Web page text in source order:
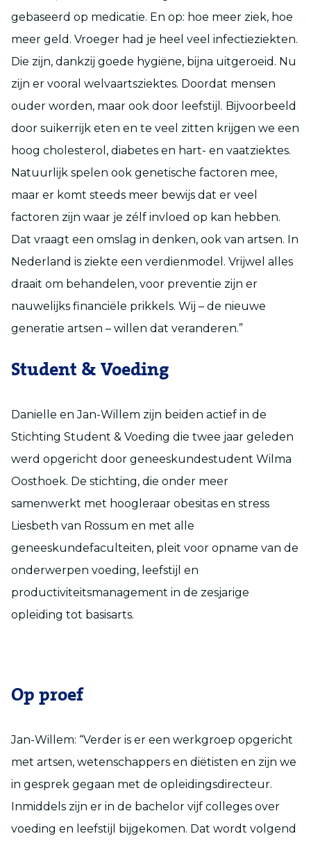
gebaseerd op medicatie. En op: hoe meer ziek, hoe
meer geld. Vroeger had je heel veel infectieziekten.
Die zijn, dankzij goede hygiëne, bijna uitgeroeid. Nu
zijn er vooral welvaartsziektes. Doordat mensen
ouder worden, maar ook door leefstijl. Bijvoorbeeld
door suikerrijk eten en te veel zitten krijgen we een
hoog cholesterol, diabetes en hart- en vaatziektes.
Natuurlijk spelen ook genetische factoren mee,
maar er komt steeds meer bewijs dat er veel
factoren zijn waar je zélf invloed op kan hebben.
Dat vraagt een omslag in denken, ook van artsen. In
Nederland is ziekte een verdienmodel. Vrijwel alles
draait om behandelen, voor preventie zijn er
nauwelijks financiële prikkels. Wij – de nieuwe
generatie artsen – willen dat veranderen.”
Student & Voeding
Danielle en Jan-Willem zijn beiden actief in de
Stichting Student & Voeding die twee jaar geleden
werd opgericht door geneeskundestudent Wilma
Oosthoek. De stichting, die onder meer
samenwerkt met hoogleraar obesitas en stress
Liesbeth van Rossum en met alle
geneeskundefaculteiten, pleit voor opname van de
onderwerpen voeding, leefstijl en
productiviteitsmanagement in de zesjarige
opleiding tot basisarts.
Op proef
Jan-Willem: “Verder is er een werkgroep opgericht
met artsen, wetenschappers en diëtisten en zijn we
in gesprek gegaan met de opleidingsdirecteur.
Inmiddels zijn er in de bachelor vijf colleges over
voeding en leefstijl bijgekomen. Dat wordt volgend